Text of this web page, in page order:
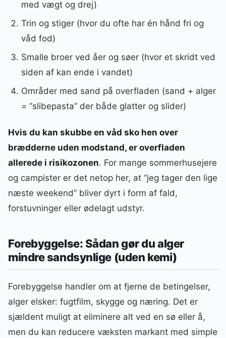
med vægt og drej)
Trin og stiger (hvor du ofte har én hånd fri og
våd fod)
Smalle broer ved åer og søer (hvor et skridt ved
siden af kan ende i vandet)
Områder med sand på overfladen (sand + alger
= “slibepasta” der både glatter og slider)
Hvis du kan skubbe en våd sko hen over
brædderne uden modstand, er overfladen
allerede i risikozonen. For mange sommerhusejere
og campister er det netop her, at “jeg tager den lige
næste weekend” bliver dyrt i form af fald,
forstuvninger eller ødelagt udstyr.
Forebyggelse: Sådan gør du alger
mindre sandsynlige (uden kemi)
Forebyggelse handler om at fjerne de betingelser,
alger elsker: fugtfilm, skygge og næring. Det er
sjældent muligt at eliminere alt ved en sø eller å,
men du kan reducere væksten markant med simple